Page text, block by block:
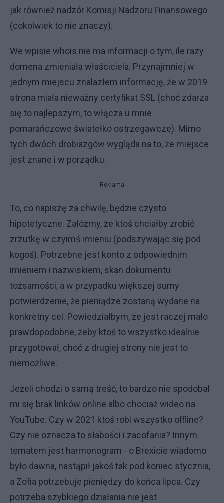
jak również nadzór Komisji Nadzoru Finansowego
(cokolwiek to nie znaczy).
We wpisie whois nie ma informacji o tym, ile razy
domena zmieniała właściciela. Przynajmniej w
jednym miejscu znalazłem informację, że w 2019
strona miała nieważny certyfikat SSL (choć zdarza
się to najlepszym, to włącza u mnie
pomarańczowe światełko ostrzegawcze). Mimo
tych dwóch drobiazgów wygląda na to, że miejsce
jest znane i w porządku.
Reklama
To, co napiszę za chwilę, będzie czysto
hipotetyczne. Załóżmy, że ktoś chciałby zrobić
zrzutkę w czyimś imieniu (podszywając się pod
kogoś). Potrzebne jest konto z odpowiednim
imieniem i nazwiskiem, skan dokumentu
tożsamości, a w przypadku większej sumy
potwierdzenie, że pieniądze zostaną wydane na
konkretny cel. Powiedziałbym, że jest raczej mało
prawdopodobne, żeby ktoś to wszystko idealnie
przygotował, choć z drugiej strony nie jest to
niemożliwe.
Jeżeli chodzi o samą treść, to bardzo nie spodobał
mi się brak linków online albo chociaż wideo na
YouTube. Czy w 2021 ktoś robi wszystko offline?
Czy nie oznacza to słabości i zacofania? Innym
tematem jest harmonogram - o Brexicie wiadomo
było dawna, nastąpił jakoś tak pod koniec stycznia,
a Zofia potrzebuje pieniędzy do końca lipca. Czy
potrzeba szybkiego działania nie jest